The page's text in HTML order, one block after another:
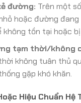
đường: Trên một
hoặc đường đang
tồn tại hoặc
tạm thời/không
không tuân thủ
gặp khó khăn.
Hiệu Chuẩn Hệ